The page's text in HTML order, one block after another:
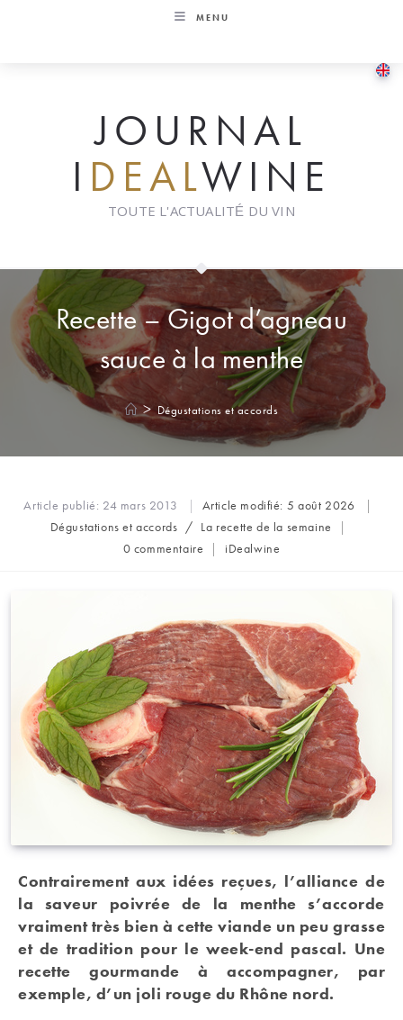
MENU
JOURNAL
I DEALWINE
TOUTE L'ACTUALITÉ DU VIN
Recette – Gigot d’agneau
sauce à la menthe
> Dégustations et accords
Article publié: 24 mars 2013 Article modifié: 5 août 2026
Post
Dégustations et accords / La recette de la semaine
Commentaires
0 commentaire
Auteur/autrice
iDealwine
Contrairement aux idées reçues, l’alliance de
la saveur poivrée de la menthe s’accorde
vraiment très bien à cette viande un peu grasse
et de tradition pour le week-end pascal. Une
recette gourmande à accompagner, par
exemple, d’un joli rouge du Rhône nord.